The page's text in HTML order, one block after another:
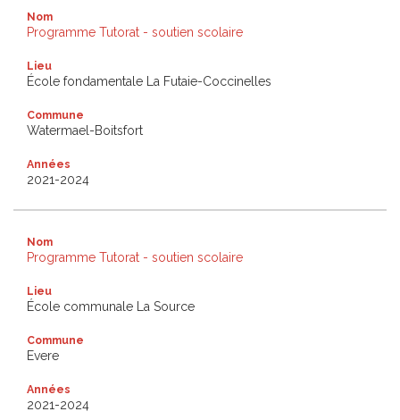
Nom
Programme Tutorat - soutien scolaire
Lieu
École fondamentale La Futaie-Coccinelles
Commune
Watermael-Boitsfort
Années
2021-2024
Nom
Programme Tutorat - soutien scolaire
Lieu
École communale La Source
Commune
Evere
Années
2021-2024